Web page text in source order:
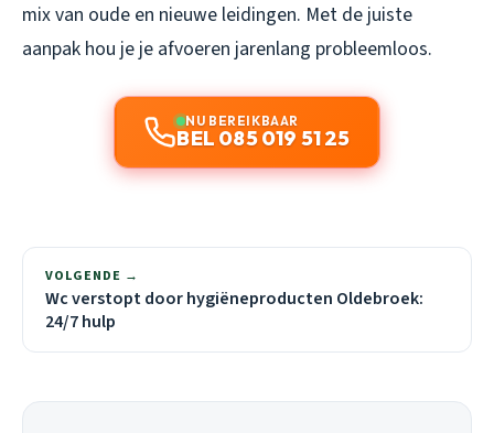
mix van oude en nieuwe leidingen. Met de juiste
aanpak hou je je afvoeren jarenlang probleemloos.
NU BEREIKBAAR
BEL 085 019 51 25
VOLGENDE →
Wc verstopt door hygiëneproducten Oldebroek:
24/7 hulp